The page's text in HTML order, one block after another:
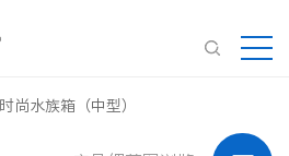
时尚水族箱（中型）